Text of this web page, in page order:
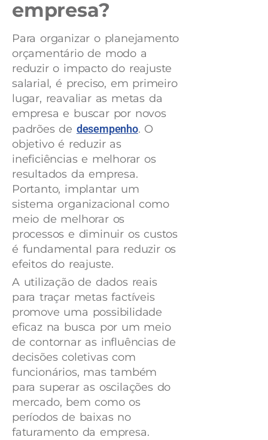
empresa?
Para organizar o planejamento
orçamentário de modo a
reduzir o impacto do reajuste
salarial, é preciso, em primeiro
lugar, reavaliar as metas da
empresa e buscar por novos
padrões de desempenho. O
objetivo é reduzir as
ineficiências e melhorar os
resultados da empresa.
Portanto, implantar um
sistema organizacional como
meio de melhorar os
processos e diminuir os custos
é fundamental para reduzir os
efeitos do reajuste.
A utilização de dados reais
para traçar metas factíveis
promove uma possibilidade
eficaz na busca por um meio
de contornar as influências de
decisões coletivas com
funcionários, mas também
para superar as oscilações do
mercado, bem como os
períodos de baixas no
faturamento da empresa.